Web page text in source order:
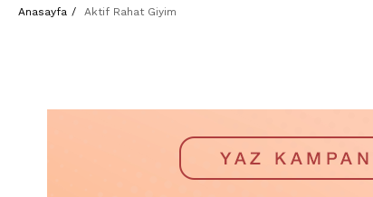
Anasayfa Aktif Rahat Giyim